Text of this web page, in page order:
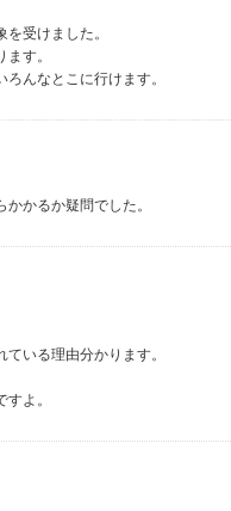
受けました。
す。
んなとこに行けます。
かるか疑問でした。
いる理由分かります。
よ。